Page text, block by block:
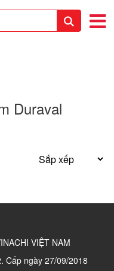
Duraval
VIỆT NAM
Cấp ngày 27/09/2018